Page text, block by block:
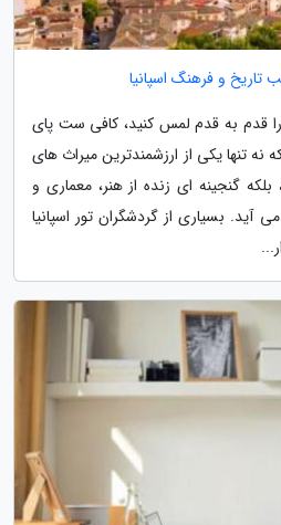
و فرهنگ اسپانیا
قدم به قدم لمس کنید، کافی ست پای
نه تنها یکی از ارزشمندترین میراث های
گنجینه ای زنده از هنر، معماری و
بسیاری از گردشگران تور اسپانیا